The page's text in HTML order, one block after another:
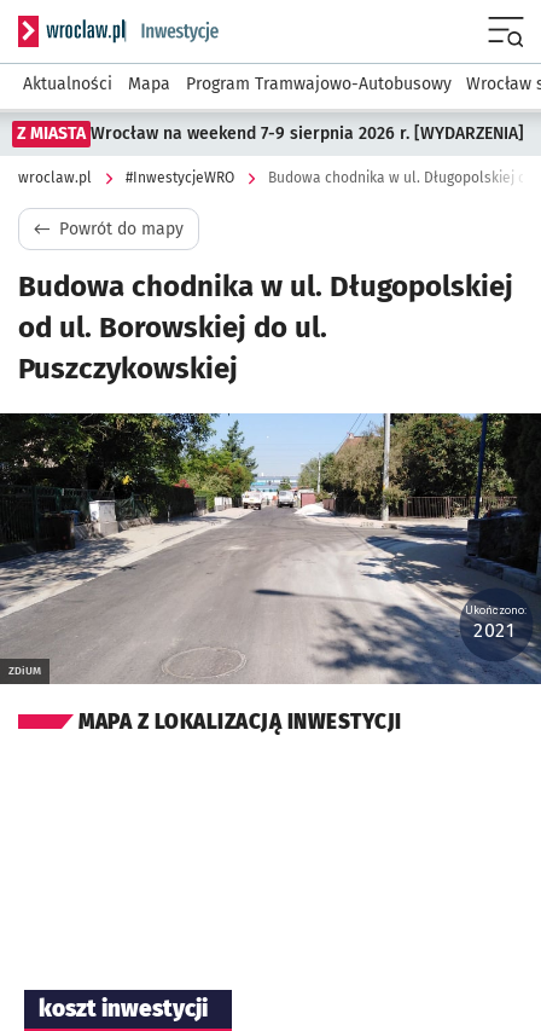
Serwis informacyjny wroclaw.pl podserwis:
Aktualności Mapa Program Tramwajowo-Autobusowy Wrocław
Z MIASTA Wrocław na weekend 7-9 sierpnia 2026 r. [WYDARZENIA]
wroclaw.pl #InwestycjeWRO Budowa chodnika w ul. Długopolskiej
Powrót do mapy
Budowa chodnika w ul. Długopolskiej
od ul. Borowskiej do ul.
Puszczykowskiej
Kliknij, aby powiększyć
ZDiUM
Ukończono:
2021
MAPA Z LOKALIZACJĄ INWESTYCJI
koszt inwestycji